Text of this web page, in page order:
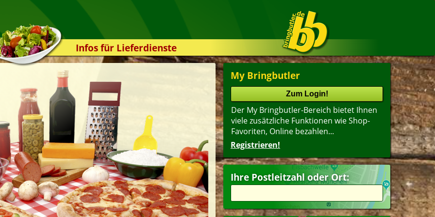
Infos für Lieferdienste
Kassensystem
Zuverlässigkeit
Sicherheit
Der Online-Shop
Das Bestellsystem
Der Bestellvorgang
Übertragung
Testshop
Styles
Kontakt
My Bringbutler
Der My Bringbutler-Bereich bietet Ihnen
viele zusätzliche Funktionen wie Shop-
Favoriten, Online bezahlen...
Registrieren!
Ihre Postleitzahl oder Ort: